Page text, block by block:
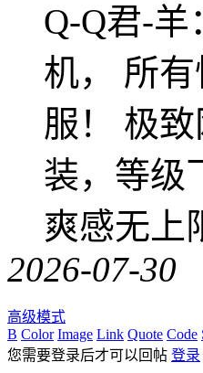
Q-Q君-羊
机， 所
服！ 极
装，等级
爽感无上
2026-07-30
高级模式
B Color Image Link Quote Code
您需要登录后才可以回帖 登录